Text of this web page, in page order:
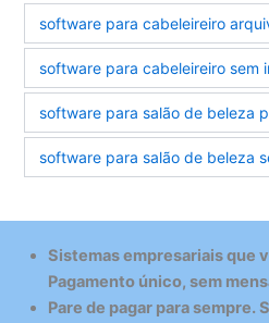
software para cabeleireiro
software para cabeleireiro sem
software para salão de beleza
software para salão de beleza
Sistemas empresariais que
Pagamento único, sem
Pare de pagar para sempre.